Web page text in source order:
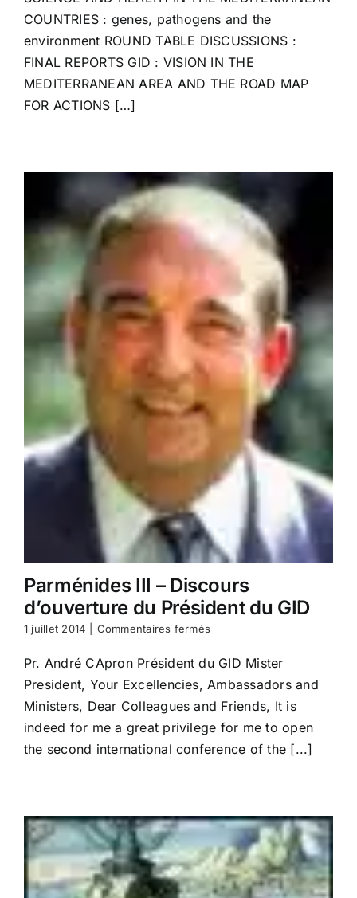
Compte-
rendu
et
recommandations »
COUNTRIES : genes, pathogens and the
environment ROUND TABLE DISCUSSIONS :
FINAL REPORTS GID : VISION IN THE
MEDITERRANEAN AREA AND THE ROAD MAP
FOR ACTIONS […]
Parménides III – Discours
d’ouverture du Président du GID
1 juillet 2014 Commentaires ferméssur
III
Discours
d’ouverture
Président
du
Pr. André CApron Président du GID Mister
President, Your Excellencies, Ambassadors and
Ministers, Dear Colleagues and Friends, It is
indeed for me a great privilege for me to open
the second international conference of the [...]